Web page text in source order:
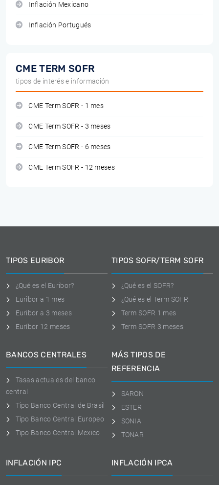
Inflación Mexicano
Inflación Portugués
CME TERM SOFR
tipos de interés e información
CME Term SOFR - 1 mes
CME Term SOFR - 3 meses
CME Term SOFR - 6 meses
CME Term SOFR - 12 meses
TIPOS EURIBOR
¿Qué es el Euribor?
Euribor a 1 mes
Euribor a 3 meses
Euríbor 12 meses
TIPOS SOFR/TERM SOFR
¿Qué es el SOFR?
¿Qué es el Term SOFR
Term SOFR 1 mes
Term SOFR 3 meses
BANCOS CENTRALES
Tasas actuales del banco
central
Tipo Banco Central de Brasil
Tipo Banco Central Europeo
Tipo Banco Central Mexico
MÁS TIPOS DE
REFERENCIA
SARON
ESTER
SONIA
TONAR
INFLACIÓN IPC INFLACIÓN IPCA